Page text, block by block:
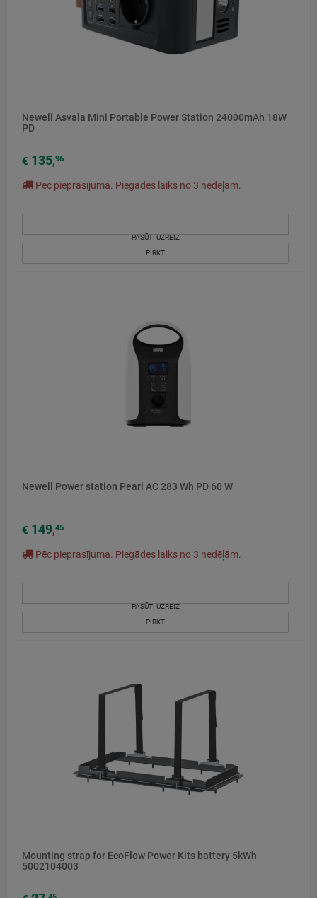
Newell Asvala Mini Portable Power Station 24000mAh 18W
PD
€ 135,96
Pēc pieprasījuma. Piegādes laiks no 3 nedēļām.
PASŪTI UZREIZ
PIRKT
Newell Power station Pearl AC 283 Wh PD 60 W
€ 149,45
Pēc pieprasījuma. Piegādes laiks no 3 nedēļām.
PASŪTI UZREIZ
PIRKT
Mounting strap for EcoFlow Power Kits battery 5kWh
5002104003